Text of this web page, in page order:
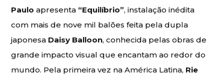
Paulo apresenta “Equilíbrio”, instalação inédita
com mais de nove mil balões feita pela dupla
japonesa Daisy Balloon, conhecida pelas obras de
grande impacto visual que encantam ao redor do
mundo. Pela primeira vez na América Latina, Rie